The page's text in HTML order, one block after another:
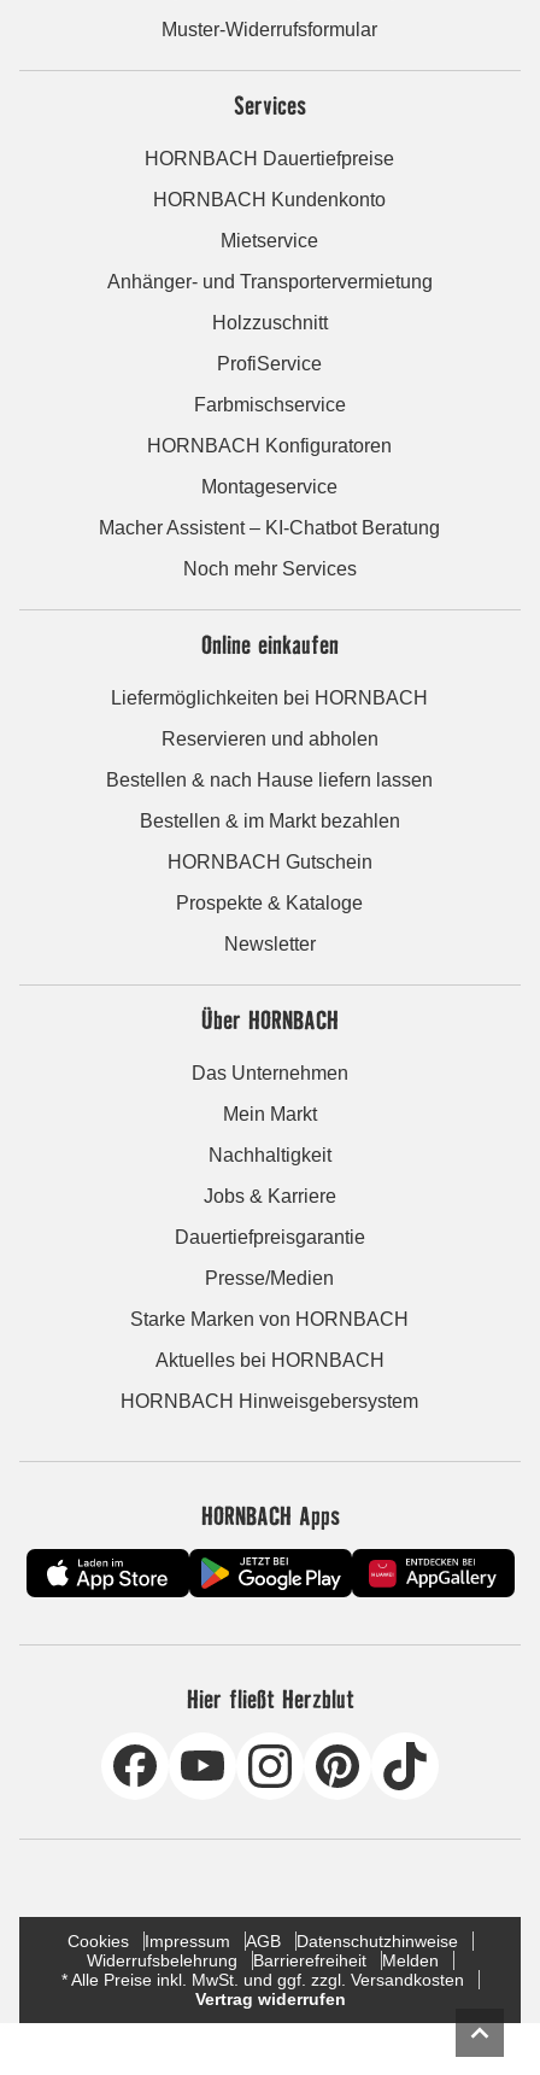
Muster-Widerrufsformular
Services
HORNBACH Dauertiefpreise
HORNBACH Kundenkonto
Mietservice
Anhänger- und Transportervermietung
Holzzuschnitt
ProfiService
Farbmischservice
HORNBACH Konfiguratoren
Montageservice
Macher Assistent – KI-Chatbot Beratung
Noch mehr Services
Online einkaufen
Liefermöglichkeiten bei HORNBACH
Reservieren und abholen
Bestellen & nach Hause liefern lassen
Bestellen & im Markt bezahlen
HORNBACH Gutschein
Prospekte & Kataloge
Newsletter
Über HORNBACH
Das Unternehmen
Mein Markt
Nachhaltigkeit
Jobs & Karriere
Dauertiefpreisgarantie
Presse/Medien
Starke Marken von HORNBACH
Aktuelles bei HORNBACH
HORNBACH Hinweisgebersystem
HORNBACH Apps
Hier fließt Herzblut
Cookies Impressum AGB
Datenschutzhinweise
Widerrufsbelehrung
Barrierefreiheit
Melden
* Alle Preise inkl. MwSt. und ggf. zzgl. Versandkosten
Vertrag widerrufen